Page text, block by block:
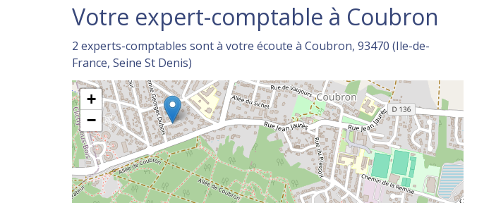
Votre expert-comptable à Coubron
2 experts-comptables sont à votre écoute à Coubron, 93470 (Ile-de-
France, Seine St Denis)
+
−